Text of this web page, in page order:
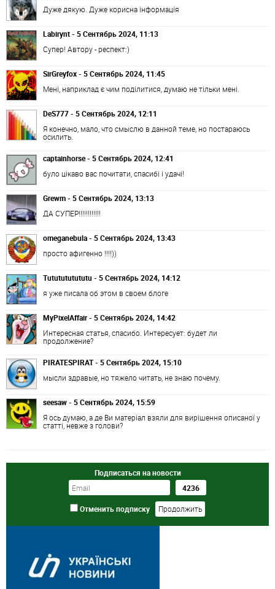
Дуже дякую. Дуже корисна інформація
Labirynt - 5 Сентябрь 2024, 11:13
Супер! Автору - респект:)
SirGreyfox - 5 Сентябрь 2024, 11:45
Мені, наприклад є чим поділитися, думаю не тільки мені.
DeS777 - 5 Сентябрь 2024, 12:11
Я конечно, мало, что смыслю в данной теме, но постараюсь
осилить.
captainhorse - 5 Сентябрь 2024, 12:41
було цікаво вас почитати, спасибі і удачі!
Grewm - 5 Сентябрь 2024, 13:13
ДА СУПЕР!!!!!!!!!!!!
omeganebula - 5 Сентябрь 2024, 13:43
просто афигенно !!!!))
Tututututututu - 5 Сентябрь 2024, 14:12
я уже писала об этом в своем блоге
MyPixelAffair - 5 Сентябрь 2024, 14:42
Интересная статья, спасибо. Интересует: будет ли
продолжение?
PIRATESPIRAT - 5 Сентябрь 2024, 15:10
мысли здравые, но тяжело читать, не знаю почему.
seesaw - 5 Сентябрь 2024, 15:59
Я ось думаю, а де Ви матеріал взяли для вирішення описаної у
статті, невже з голови?
Подписаться на новости
Отменить подписку